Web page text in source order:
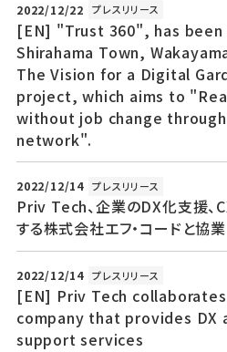
2022/12/22 プレスリリース
[EN] "Trust 360", has
Shirahama Town,
The Vision for a Digital
project, which aims to
without job change
network".
2022/12/14 プレスリリース
Priv Tech、企業のDX化支援、
する株式会社エフ・コードと協業
2022/12/14 プレスリリース
[EN] Priv Tech
company that provides DX
support services